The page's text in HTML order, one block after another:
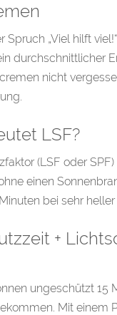
Spruch „Viel hilft
durchschnittlicher
nicht
LSF?
(LSF oder
einen
bei sehr
+
ungeschützt 15
Mit einem